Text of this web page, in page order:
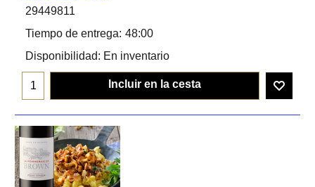
29449811
Tiempo de entrega: 48:00
Disponibilidad: En inventario
Incluir en la cesta